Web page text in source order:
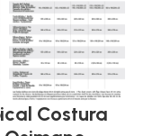
Costura